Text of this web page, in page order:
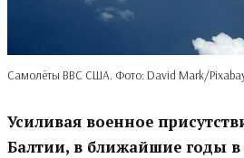
Самолёты ВВС США. Фото: David Mark/
Усиливая военное
Балтии, в ближайшие годы в